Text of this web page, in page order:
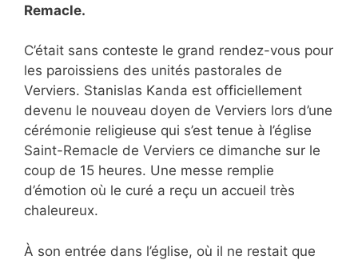
Remacle.
C’était sans conteste le grand rendez-vous pour
les paroissiens des unités pastorales de
Verviers. Stanislas Kanda est officiellement
devenu le nouveau doyen de Verviers lors d’une
cérémonie religieuse qui s’est tenue à l’église
Saint-Remacle de Verviers ce dimanche sur le
coup de 15 heures. Une messe remplie
d’émotion où le curé a reçu un accueil très
chaleureux.
À son entrée dans l’église, où il ne restait que